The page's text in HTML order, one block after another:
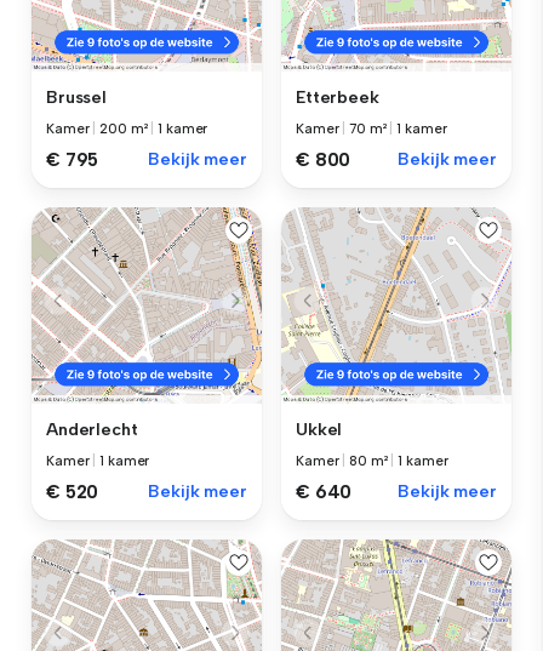
Brussel
Kamer |200 m² |1 kamer
€ 795 Bekijk meer
Etterbeek
Kamer |70 m² |1 kamer
€ 800 Bekijk meer
Anderlecht
Kamer |1 kamer
€ 520 Bekijk meer
Ukkel
Kamer |80 m² |1 kamer
€ 640 Bekijk meer